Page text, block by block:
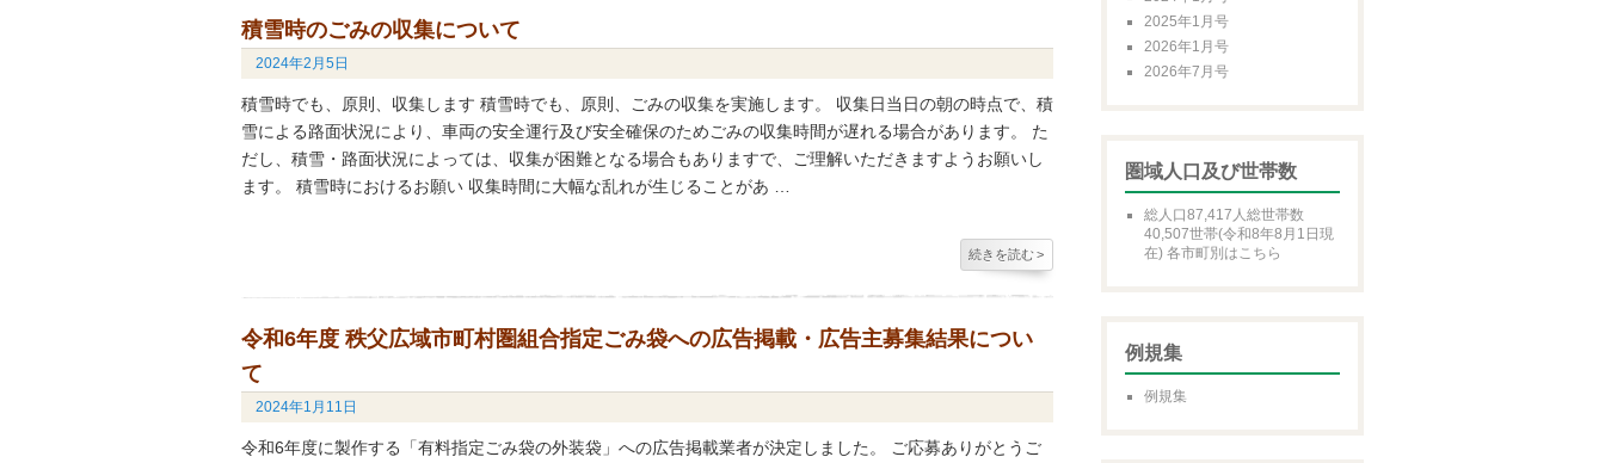
積雪時のごみの収集について
2024年2月5日
積雪時でも、原則、収集します 積雪時でも、原則、ごみの収集を実施します。 収集日当日の朝の時点で、積
雪による路面状況により、車両の安全運行及び安全確保のためごみの収集時間が遅れる場合があります。 た
だし、積雪・路面状況によっては、収集が困難となる場合もありますで、ご理解いただきますようお願いし
ます。 積雪時におけるお願い 収集時間に大幅な乱れが生じることがあ …
続きを読む >
令和6年度 秩父広域市町村圏組合指定ごみ袋への広告掲載・広告主募集結果につい
て
2024年1月11日
令和6年度に製作する「有料指定ごみ袋の外装袋」への広告掲載業者が決定しました。 ご応募ありがとうご
2025年1月号
2026年1月号
2026年7月号
圏域人口及び世帯数
総人口87,417人総世帯数
40,507世帯(令和8年8月1日現
在) 各市町別はこちら
例規集
例規集